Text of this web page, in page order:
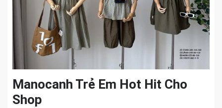
Manocanh Trẻ Em Hot Hit Cho
Shop